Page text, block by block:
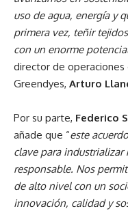
uso de agua, energía y
primera vez, teñir
con un enorme
director de
Greendyes, Arturo
Por su parte, Federico
añade que “este
clave para
responsable. Nos
de alto nivel con un
innovación, calidad y